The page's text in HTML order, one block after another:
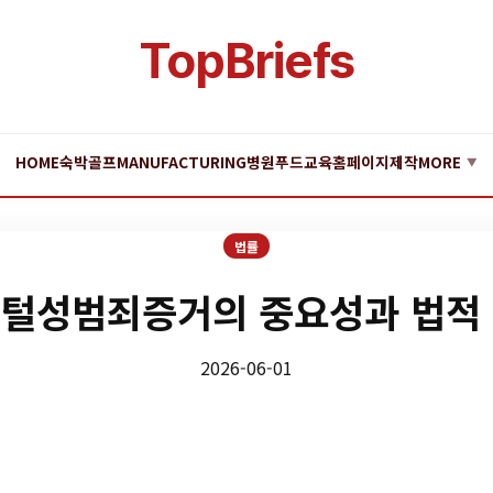
TopBriefs
HOME숙박골프MANUFACTURING병원푸드교육홈페이지제작MORE ▼
법률
성범죄증거의 중요성과 법
2026-06-01